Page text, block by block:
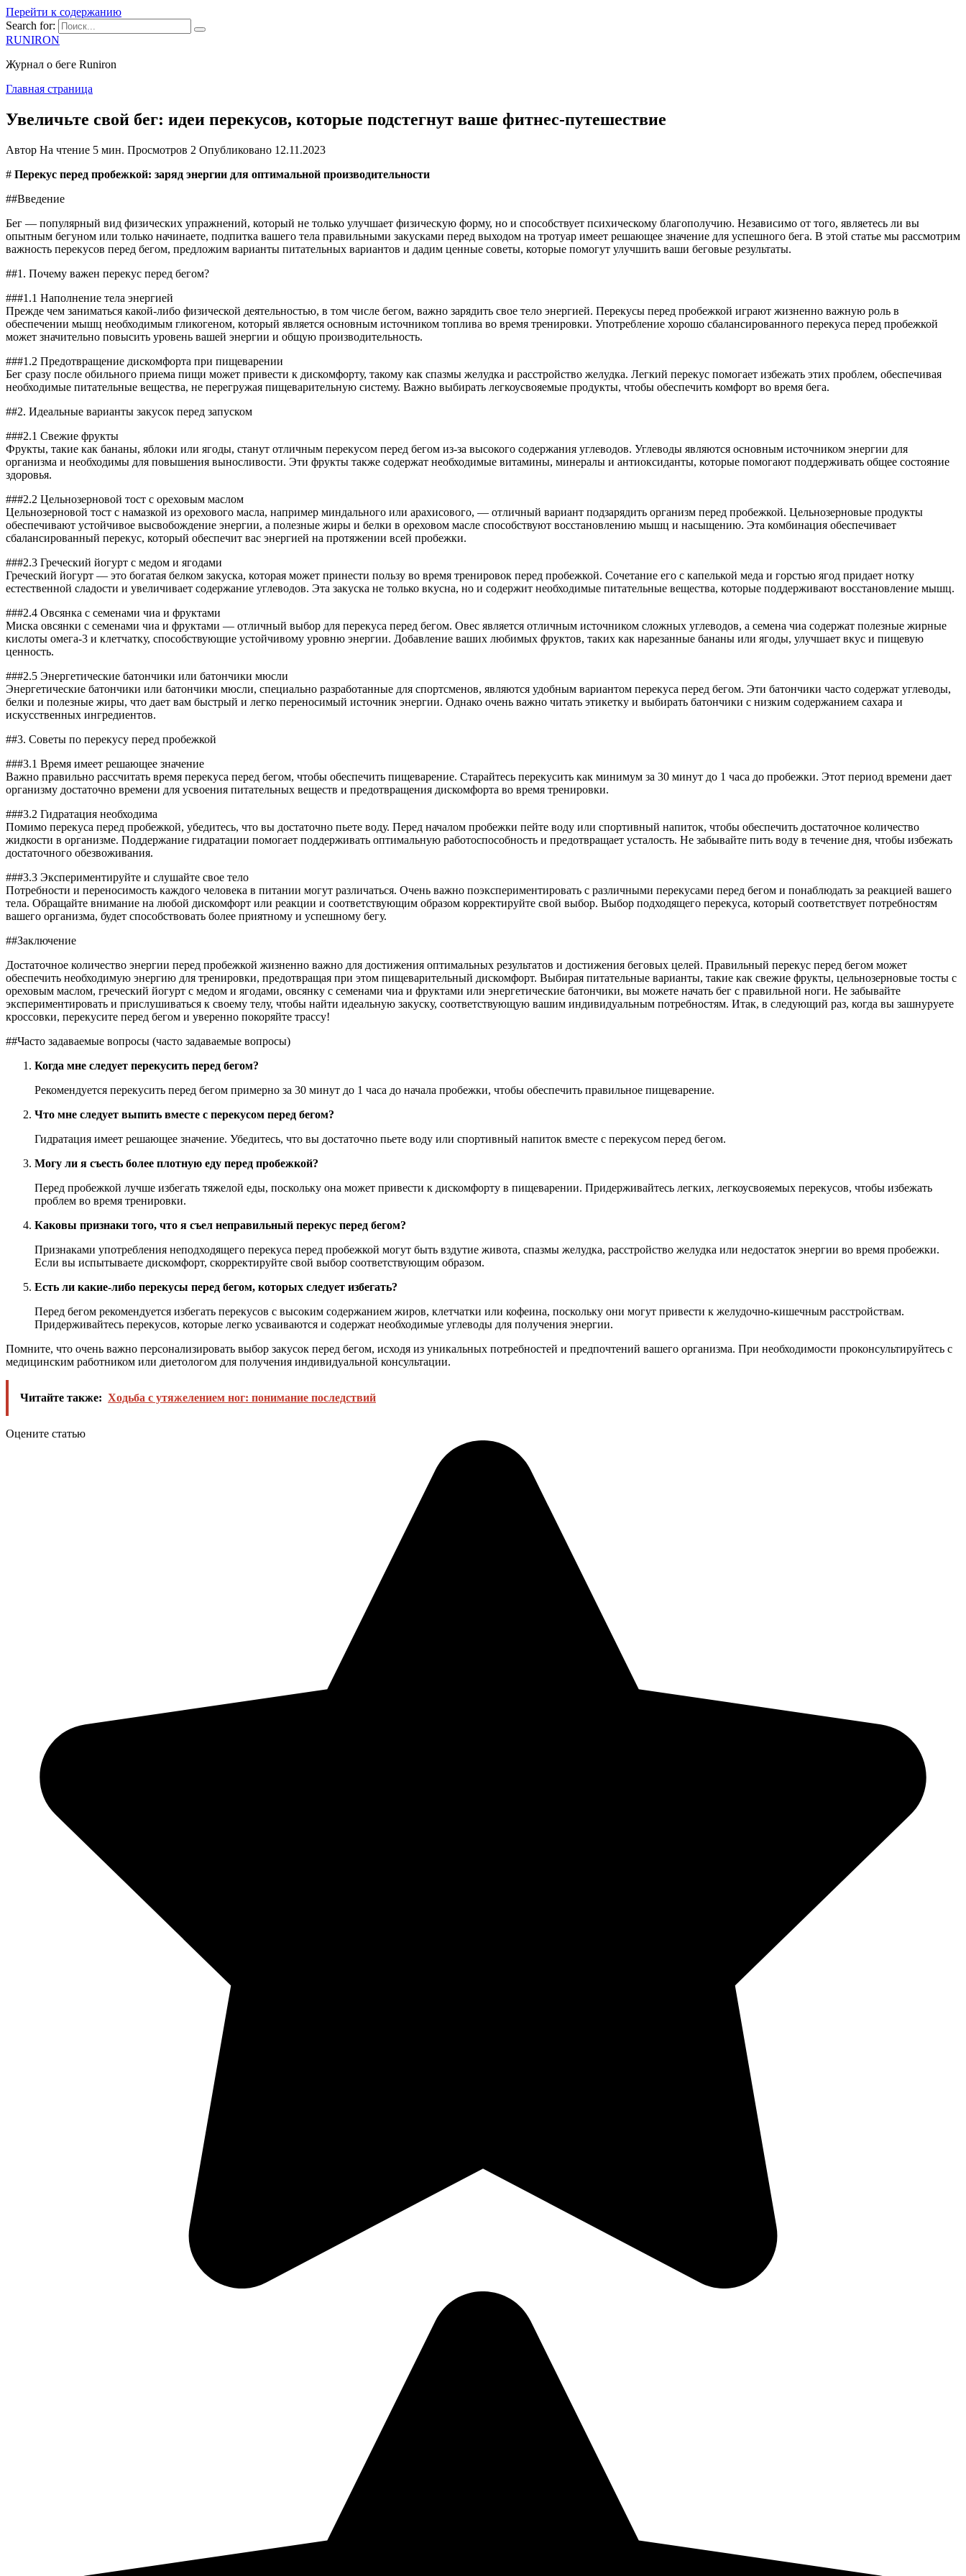
Перейти к содержанию
Search for:
RUNIRON
Журнал о беге Runiron
Главная страница
Увеличьте свой бег: идеи перекусов, которые подстегнут ваше фитнес-путешествие
Автор На чтение 5 мин. Просмотров 2 Опубликовано 12.11.2023
# Перекус перед пробежкой: заряд энергии для оптимальной производительности
##Введение
Бег — популярный вид физических упражнений, который не только улучшает физическую форму, но и способствует психическому благополучию. Независимо от того, являетесь ли вы
опытным бегуном или только начинаете, подпитка вашего тела правильными закусками перед выходом на тротуар имеет решающее значение для успешного бега. В этой статье мы рассмотрим
важность перекусов перед бегом, предложим варианты питательных вариантов и дадим ценные советы, которые помогут улучшить ваши беговые результаты.
##1. Почему важен перекус перед бегом?
###1.1 Наполнение тела энергией
Прежде чем заниматься какой-либо физической деятельностью, в том числе бегом, важно зарядить свое тело энергией. Перекусы перед пробежкой играют жизненно важную роль в
обеспечении мышц необходимым гликогеном, который является основным источником топлива во время тренировки. Употребление хорошо сбалансированного перекуса перед пробежкой
может значительно повысить уровень вашей энергии и общую производительность.
###1.2 Предотвращение дискомфорта при пищеварении
Бег сразу после обильного приема пищи может привести к дискомфорту, такому как спазмы желудка и расстройство желудка. Легкий перекус помогает избежать этих проблем, обеспечивая
необходимые питательные вещества, не перегружая пищеварительную систему. Важно выбирать легкоусвояемые продукты, чтобы обеспечить комфорт во время бега.
##2. Идеальные варианты закусок перед запуском
###2.1 Свежие фрукты
Фрукты, такие как бананы, яблоки или ягоды, станут отличным перекусом перед бегом из-за высокого содержания углеводов. Углеводы являются основным источником энергии для
организма и необходимы для повышения выносливости. Эти фрукты также содержат необходимые витамины, минералы и антиоксиданты, которые помогают поддерживать общее состояние
здоровья.
###2.2 Цельнозерновой тост с ореховым маслом
Цельнозерновой тост с намазкой из орехового масла, например миндального или арахисового, — отличный вариант подзарядить организм перед пробежкой. Цельнозерновые продукты
обеспечивают устойчивое высвобождение энергии, а полезные жиры и белки в ореховом масле способствуют восстановлению мышц и насыщению. Эта комбинация обеспечивает
сбалансированный перекус, который обеспечит вас энергией на протяжении всей пробежки.
###2.3 Греческий йогурт с медом и ягодами
Греческий йогурт — это богатая белком закуска, которая может принести пользу во время тренировок перед пробежкой. Сочетание его с капелькой меда и горстью ягод придает нотку
естественной сладости и увеличивает содержание углеводов. Эта закуска не только вкусна, но и содержит необходимые питательные вещества, которые поддерживают восстановление мышц.
###2.4 Овсянка с семенами чиа и фруктами
Миска овсянки с семенами чиа и фруктами — отличный выбор для перекуса перед бегом. Овес является отличным источником сложных углеводов, а семена чиа содержат полезные жирные
кислоты омега-3 и клетчатку, способствующие устойчивому уровню энергии. Добавление ваших любимых фруктов, таких как нарезанные бананы или ягоды, улучшает вкус и пищевую
ценность.
###2.5 Энергетические батончики или батончики мюсли
Энергетические батончики или батончики мюсли, специально разработанные для спортсменов, являются удобным вариантом перекуса перед бегом. Эти батончики часто содержат углеводы,
белки и полезные жиры, что дает вам быстрый и легко переносимый источник энергии. Однако очень важно читать этикетку и выбирать батончики с низким содержанием сахара и
искусственных ингредиентов.
##3. Советы по перекусу перед пробежкой
###3.1 Время имеет решающее значение
Важно правильно рассчитать время перекуса перед бегом, чтобы обеспечить пищеварение. Старайтесь перекусить как минимум за 30 минут до 1 часа до пробежки. Этот период времени дает
организму достаточно времени для усвоения питательных веществ и предотвращения дискомфорта во время тренировки.
###3.2 Гидратация необходима
Помимо перекуса перед пробежкой, убедитесь, что вы достаточно пьете воду. Перед началом пробежки пейте воду или спортивный напиток, чтобы обеспечить достаточное количество
жидкости в организме. Поддержание гидратации помогает поддерживать оптимальную работоспособность и предотвращает усталость. Не забывайте пить воду в течение дня, чтобы избежать
достаточного обезвоживания.
###3.3 Экспериментируйте и слушайте свое тело
Потребности и переносимость каждого человека в питании могут различаться. Очень важно поэкспериментировать с различными перекусами перед бегом и понаблюдать за реакцией вашего
тела. Обращайте внимание на любой дискомфорт или реакции и соответствующим образом корректируйте свой выбор. Выбор подходящего перекуса, который соответствует потребностям
вашего организма, будет способствовать более приятному и успешному бегу.
##Заключение
Достаточное количество энергии перед пробежкой жизненно важно для достижения оптимальных результатов и достижения беговых целей. Правильный перекус перед бегом может
обеспечить необходимую энергию для тренировки, предотвращая при этом пищеварительный дискомфорт. Выбирая питательные варианты, такие как свежие фрукты, цельнозерновые тосты с
ореховым маслом, греческий йогурт с медом и ягодами, овсянку с семенами чиа и фруктами или энергетические батончики, вы можете начать бег с правильной ноги. Не забывайте
экспериментировать и прислушиваться к своему телу, чтобы найти идеальную закуску, соответствующую вашим индивидуальным потребностям. Итак, в следующий раз, когда вы зашнуруете
кроссовки, перекусите перед бегом и уверенно покоряйте трассу!
##Часто задаваемые вопросы (часто задаваемые вопросы)
Когда мне следует перекусить перед бегом?
Рекомендуется перекусить перед бегом примерно за 30 минут до 1 часа до начала пробежки, чтобы обеспечить правильное пищеварение.
Что мне следует выпить вместе с перекусом перед бегом?
Гидратация имеет решающее значение. Убедитесь, что вы достаточно пьете воду или спортивный напиток вместе с перекусом перед бегом.
Могу ли я съесть более плотную еду перед пробежкой?
Перед пробежкой лучше избегать тяжелой еды, поскольку она может привести к дискомфорту в пищеварении. Придерживайтесь легких, легкоусвояемых перекусов, чтобы избежать
проблем во время тренировки.
Каковы признаки того, что я съел неправильный перекус перед бегом?
Признаками употребления неподходящего перекуса перед пробежкой могут быть вздутие живота, спазмы желудка, расстройство желудка или недостаток энергии во время пробежки.
Если вы испытываете дискомфорт, скорректируйте свой выбор соответствующим образом.
Есть ли какие-либо перекусы перед бегом, которых следует избегать?
Перед бегом рекомендуется избегать перекусов с высоким содержанием жиров, клетчатки или кофеина, поскольку они могут привести к желудочно-кишечным расстройствам.
Придерживайтесь перекусов, которые легко усваиваются и содержат необходимые углеводы для получения энергии.
Помните, что очень важно персонализировать выбор закусок перед бегом, исходя из уникальных потребностей и предпочтений вашего организма. При необходимости проконсультируйтесь с
медицинским работником или диетологом для получения индивидуальной консультации.
Читайте также: Ходьба с утяжелением ног: понимание последствий
Оцените статью